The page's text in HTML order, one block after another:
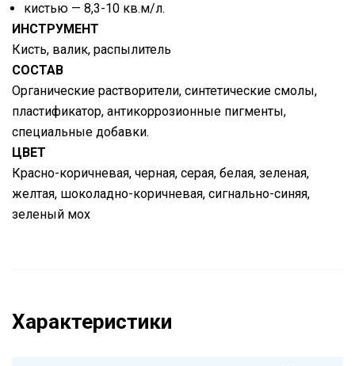
кистью — 8,3-10 кв.м/л.
ИНСТРУМЕНТ
Кисть, валик, распылитель
СОСТАВ
Органические растворители, синтетические смолы,
пластификатор, антикоррозионные пигменты,
специальные добавки.
ЦВЕТ
Красно-коричневая, черная, серая, белая, зеленая,
желтая, шоколадно-коричневая, сигнально-синяя,
зеленый мох
Характеристики